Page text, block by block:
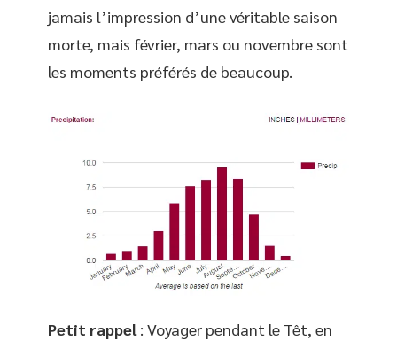
jamais l’impression d’une véritable saison
morte, mais février, mars ou novembre sont
les moments préférés de beaucoup.
Petit rappel: Voyager pendant le Têt, en